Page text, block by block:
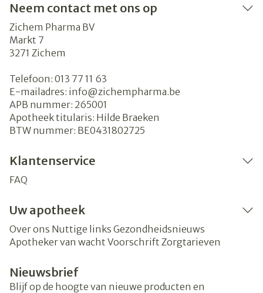
Neem contact met ons op
Zichem Pharma BV
Markt 7
3271 Zichem
Telefoon: 013 77 11 63
E-mailadres: info@zichempharma.be
APB nummer: 265001
Apotheek titularis: Hilde Braeken
BTW nummer: BE0431802725
Klantenservice
FAQ
Uw apotheek
Over ons Nuttige links Gezondheidsnieuws
Apotheker van wacht Voorschrift Zorgtarieven
Nieuwsbrief
Blijf op de hoogte van nieuwe producten en